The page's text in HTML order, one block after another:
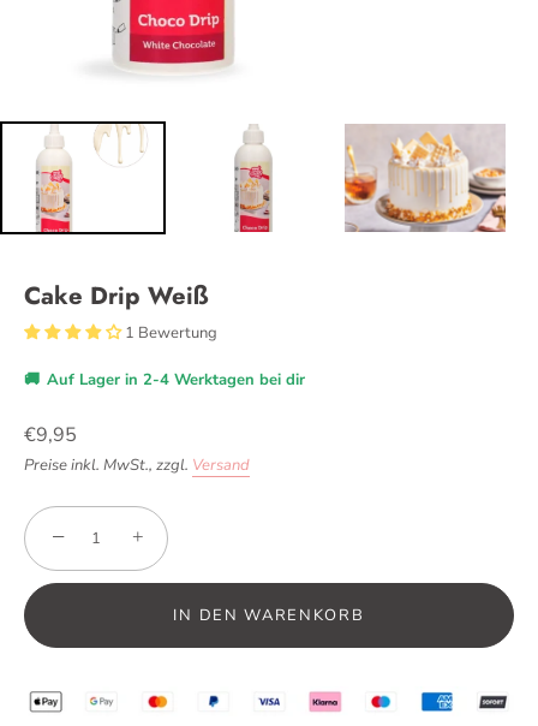
Cake Drip Weiß
1 Bewertung
🚚 Auf Lager in 2-4 Werktagen bei dir
€9,95
Preise inkl. MwSt., zzgl. Versand
− +
IN DEN WARENKORB